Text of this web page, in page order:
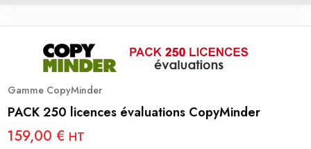
Gamme CopyMinder
PACK 250 licences évaluations CopyMinder
159,00 € HT